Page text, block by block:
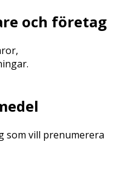
och företag
som vill prenumerera